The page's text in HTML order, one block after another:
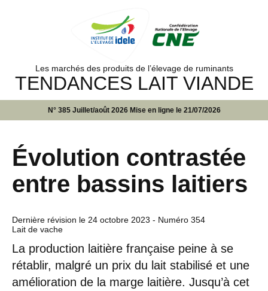
Les marchés des produits de l’élevage de ruminants
TENDANCES LAIT VIANDE
N° 385 Juillet/août 2026 Mise en ligne le 21/07/2026
Évolution contrastée
entre bassins laitiers
Dernière révision le 24 octobre 2023 - Numéro 354
Lait de vache
La production laitière française peine à se
rétablir, malgré un prix du lait stabilisé et une
amélioration de la marge laitière. Jusqu’à cet